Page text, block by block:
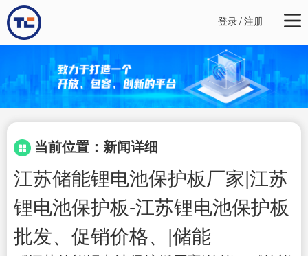
登录/注册
当前位置：新闻详细
江苏储能锂电池保护板厂家|江苏
锂电池保护板-江苏锂电池保护板
批发、促销价格、|储能